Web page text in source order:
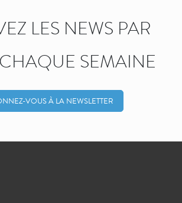
LES NEWS PAR
SEMAINE
VOUS À LA NEWSLETTER